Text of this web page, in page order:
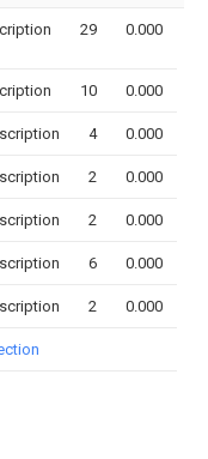
29 0.000
10 0.000
4 0.000
2 0.000
2 0.000
6 0.000
2 0.000